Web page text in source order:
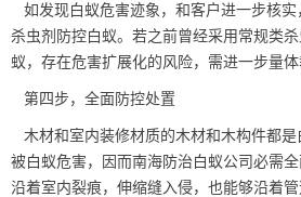
如发现白蚁危害迹象，和客户进一步核实
杀虫剂防控白蚁。若之前曾经采用常规类
蚁，存在危害扩展化的风险，需进一步量体
第四步，全面防控处置
木材和室内装修材质的木材和木构件都是
被白蚁危害，因而南海防治白蚁公司必需
沿着室内裂痕，伸缩缝入侵，也能够沿着管